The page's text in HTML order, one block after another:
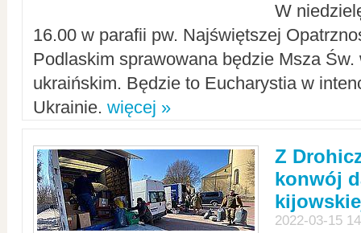
W
16.00 w parafii pw. Najświętszej
Podlaskim sprawowana będzie Msza Św.
ukraińskim. Będzie to Eucharystia w
Ukrainie. więcej »
Z
konwój
2022-03-15